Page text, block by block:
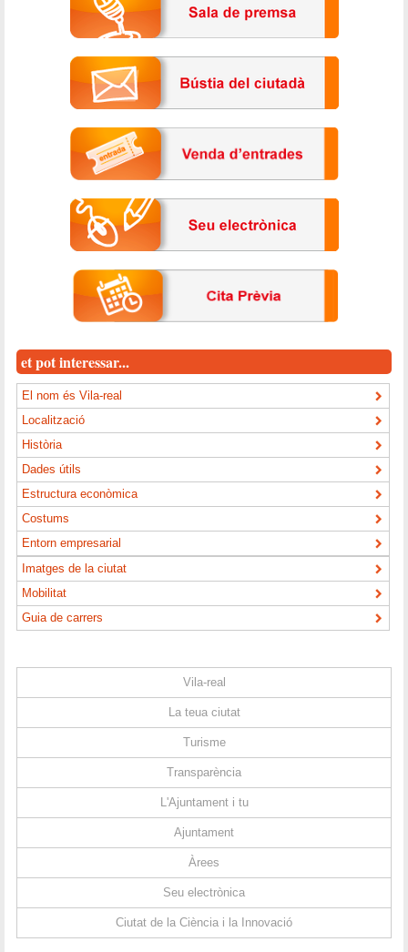
et pot interessar...
El nom és Vila-real
Localització
Història
Dades útils
Estructura econòmica
Costums
Entorn empresarial
Imatges de la ciutat
Mobilitat
Guia de carrers
Vila-real
La teua ciutat
Turisme
Transparència
L'Ajuntament i tu
Ajuntament
Àrees
Seu electrònica
Ciutat de la Ciència i la Innovació